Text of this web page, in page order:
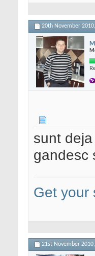
20th November 2010,
sunt
gandesc
Get your
21st November 2010,